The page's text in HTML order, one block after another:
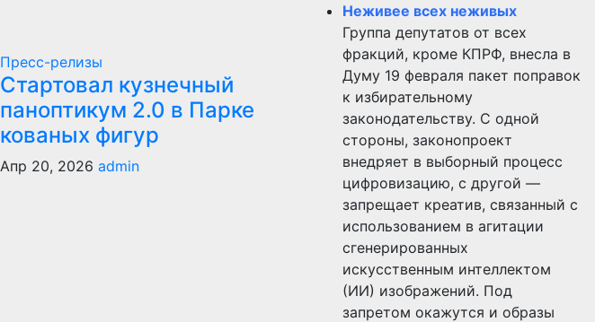
Пресс-релизы
Стартовал кузнечный
паноптикум 2.0 в Парке
кованых фигур
Апр 20, 2026 admin
Неживее всех неживых
Группа депутатов от всех
фракций, кроме КПРФ, внесла в
Думу 19 февраля пакет поправок
к избирательному
законодательству. С одной
стороны, законопроект
внедряет в выборный процесс
цифровизацию, с другой —
запрещает креатив, связанный с
использованием в агитации
сгенерированных
искусственным интеллектом
(ИИ) изображений. Под
запретом окажутся и образы